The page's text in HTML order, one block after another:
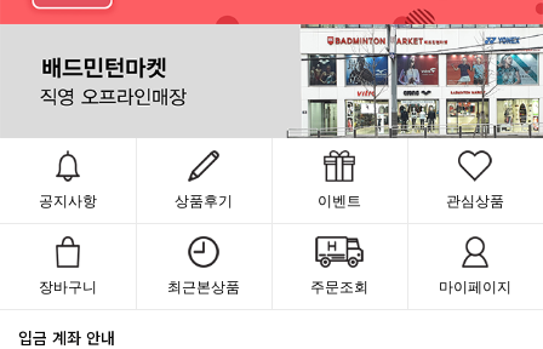
공지사항 상품후기 이벤트 관심상품
장바구니 최근본상품 주문조회 마이페이지
입금 계좌 안내